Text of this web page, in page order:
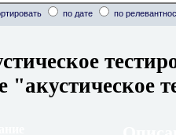
по дате по
"акустическое